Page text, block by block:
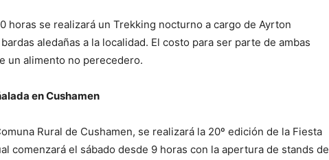
horas se realizará un Trekking nocturno a cargo de Ayrton
aledañas a la localidad. El costo para ser parte de ambas
un alimento no perecedero.
en Cushamen
Rural de Cushamen, se realizará la 20º edición de la Fiesta
comenzará el sábado desde 9 horas con la apertura de stands de